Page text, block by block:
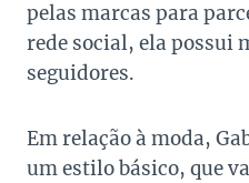
pelas marcas para
rede social, ela possui
seguidores.
Em relação à moda,
um estilo básico, que